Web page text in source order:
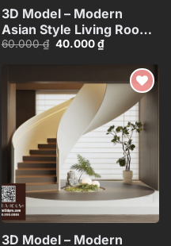
3D Model – Modern
Asian Style Living Room
Interior Corona
60.000₫ Giá
40.000₫Giá
hiện
40.000 ₫.
Add to
wishlist
3D Model – Modern